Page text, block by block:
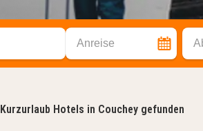
Anreise
Kurzurlaub Hotels in Couchey gefunden